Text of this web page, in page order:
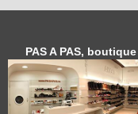
PAS A PAS,